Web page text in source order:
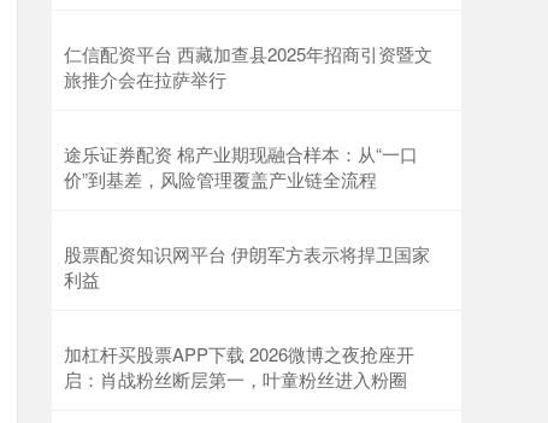
仁信配资平台 西藏加查县2025年招商引资暨文
旅推介会在拉萨举行
途乐证券配资 棉产业期现融合样本：从“一口
价”到基差，风险管理覆盖产业链全流程
股票配资知识网平台 伊朗军方表示将捍卫国家
利益
加杠杆买股票APP下载 2026微博之夜抢座开
启：肖战粉丝断层第一，叶童粉丝进入粉圈